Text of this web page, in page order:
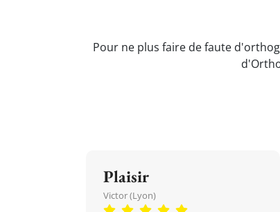
Pour ne plus faire de faute
Plaisir
Victor (Lyon)